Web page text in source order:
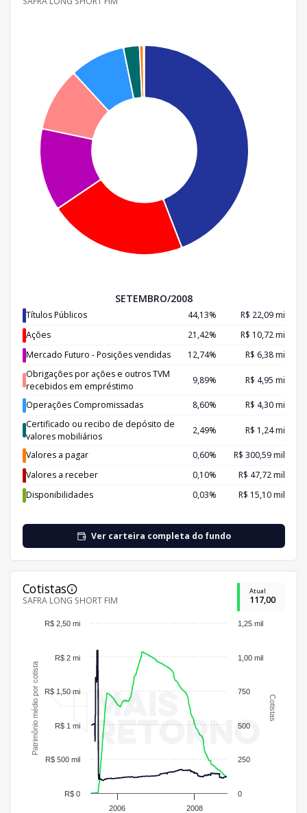
SETEMBRO/2008
Títulos Públicos 44,13%
R$ 22,09 mi
Ações
21,42%
R$ 10,72 mi
Mercado Futuro - Posições vendidas
12,74%
R$ 6,38 mi
Obrigações por ações e outros TVM
recebidos em empréstimo
9,89% R$ 4,95 mi
Operações Compromissadas 8,60%
R$ 4,30 mi
Certificado ou recibo de depósito de
valores mobiliários
2,49% R$ 1,24 mi
Valores a pagar 0,60%
R$ 300,59 mil
Valores a receber
0,10%
R$ 47,72 mil
Disponibilidades
0,03% R$ 15,10 mil
Ver carteira completa do fundo
Cotistas
SAFRA LONG SHORT FIM
Atual
117,00
Cotistas
Patrimônio médio por cotista
2006 2008
0
250
500
750
1,00 mil
1,25 mil
R$ 0
R$ 500 mil
R$ 1 mi
R$ 1,50 mi
R$ 2 mi
R$ 2,50 mi